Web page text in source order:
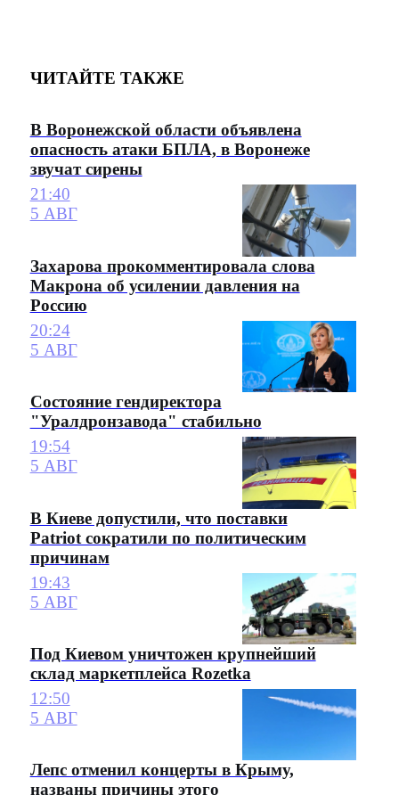
ЧИТАЙТЕ ТАКЖЕ
В Воронежской области объявлена
опасность атаки БПЛА, в Воронеже
звучат сирены
21:40
5 АВГ
Захарова прокомментировала слова
Макрона об усилении давления на
Россию
20:24
5 АВГ
Состояние гендиректора
"Уралдронзавода" стабильно
19:54
5 АВГ
В Киеве допустили, что поставки
Patriot сократили по политическим
причинам
19:43
5 АВГ
Под Киевом уничтожен крупнейший
склад маркетплейса Rozetka
12:50
5 АВГ
Лепс отменил концерты в Крыму,
названы причины этого